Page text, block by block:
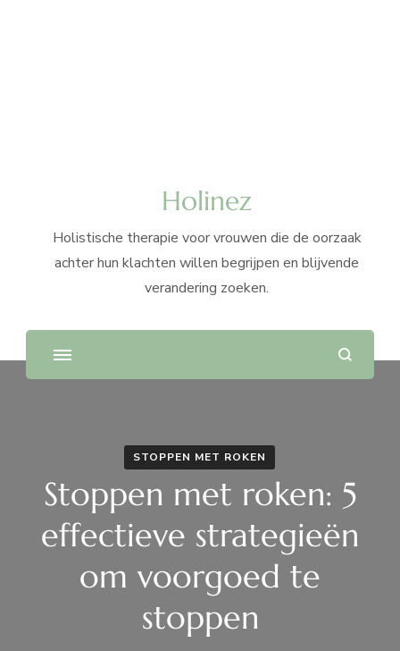
Holinez
Holistische therapie voor vrouwen die de oorzaak
achter hun klachten willen begrijpen en blijvende
verandering zoeken.
STOPPEN MET ROKEN
Stoppen met roken: 5
effectieve strategieën
om voorgoed te
stoppen